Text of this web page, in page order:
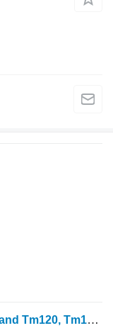
Ozubené kolo převodovky New Holland Tm120, Tm130, Case Puma 130 Transmission Hub Double Gear 5167826 pro kolového traktoru New Holland Tm120, Tm130, Case Puma 130